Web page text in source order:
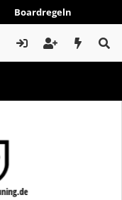
Boardregeln